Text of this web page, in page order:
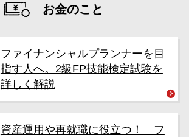
お金のこと
ファイナンシャルプランナーを目
指す人へ。2級FP技能検定試験を
詳しく解説
資産運用や再就職に役立つ！ フ